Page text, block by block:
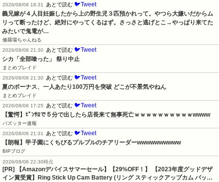
2026/08/08 18:31
あとで読む 🐦Tweet
義兄嫁が４人目妊娠したから上の野生児３匹預かれって。やつら大嫌いだからム
リって断ったけど、絶対にやってくるはず。さっさと逃げとこ→やっぱり来てた
みたいで鬼電が…
修羅場ちゃんねる
2026/08/08 21:30
あとで読む 🐦Tweet
シカ「全部喰った」 祭り中止
まとめブレイド
2026/08/08 21:30
あとで読む 🐦Tweet
夏のボーナス、一人あたり100万円を突破 どこが不景気やねん
まとめブレイド
2026/08/08 17:25
あとで読む 🐦Tweet
【驚愕】ﾋﾟﾝｻﾛで５分で出したら店長来て無事死亡ｗｗｗｗｗｗｗｗｗｗwwww
バズッター速報
2026/08/08 21:31
あとで読む 🐦Tweet
【朗報】甲子園にくちびるプルプルのチアリーダーwwwwwwwwww
BIPブログ
2026/08/08 22:30時点
[PR] 【Amazonデバイスサマーセール】【29%OFF！】 【2023年度グッドデザ
イン賞受賞】Ring Stick Up Cam Battery (リング スティックアップカム バッ…